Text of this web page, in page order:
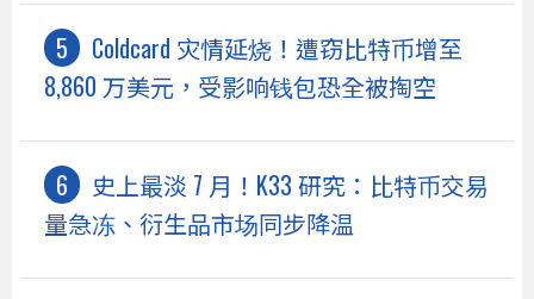
Coldcard 灾情延烧！遭窃比特币增至
8,860 万美元，受影响钱包恐全被掏空
史上最淡 7 月！K33 研究：比特币交易
量急冻、衍生品市场同步降温